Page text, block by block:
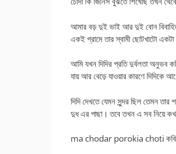
আমার বড় দুই ভাই আর দুই বোন
একই গ্রামে তার স্বামী ছোটখাটো
আমি যখন দিদির প্রতি দুর্বলতা অনুভব
যায় আর বেড়ে যাওয়ার কারণে দিদিকে
দিদি দেখতে যেমন সুন্দর ছিল তেমন
দুধ এর পাছা। তবে তখন এ সব নিয়ে
ma chodar porokia choti কবির